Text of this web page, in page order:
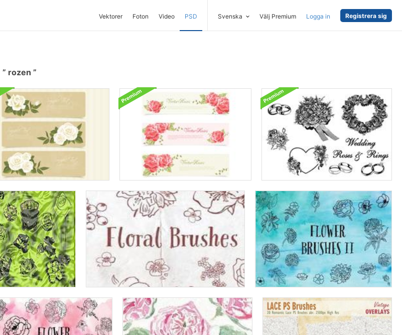
Vektorer Foton Video PSD Svenska Välj Premium Logga in Registrera sig
rozen